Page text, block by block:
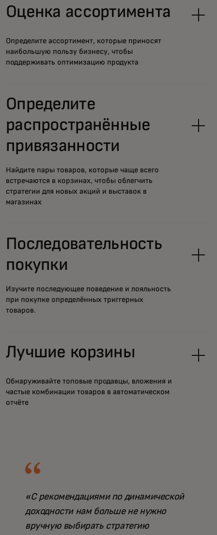
Оценка ассортимента
Определите ассортимент, которые приносят
наибольшую пользу бизнесу, чтобы
поддерживать оптимизацию продукта
Определите
распространённые
привязанности
Найдите пары товаров, которые чаще всего
встречаются в корзинах, чтобы облегчить
стратегии для новых акций и выставок в
магазинах
Последовательность
покупки
Изучите последующее поведение и лояльность
при покупке определённых триггерных
товаров.
Лучшие корзины
Обнаруживайте топовые продавцы, вложения и
частые комбинации товаров в автоматическом
отчёте
«С рекомендациями по динамической
доходности нам больше не нужно
вручную выбирать стратегию